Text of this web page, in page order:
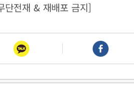
전재 & 재배포 금지]